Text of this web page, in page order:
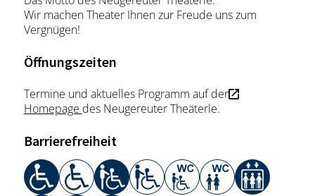
Wir machen Theater Ihnen zur Freude uns zum
Vergnügen!
Öffnungszeiten
Termine und aktuelles Programm auf der
Homepage des Neugereuter Theäterle.
Barrierefreiheit